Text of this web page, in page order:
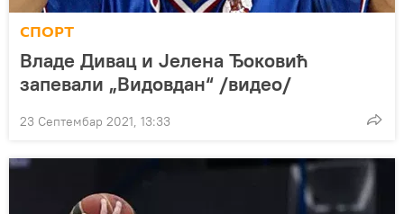
СПОРТ
Владе Дивац и Јелена Ђоковић
запевали „Видовдан“ /видео/
23 Септембар 2021, 13:33